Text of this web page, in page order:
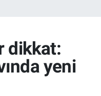
dikkat:
yeni